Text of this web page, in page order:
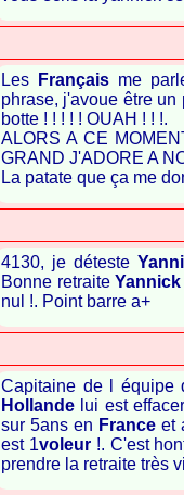
Les Français me
phrase, j'avoue être
botte ! ! ! ! ! OUAH ! ! !.
ALORS A CE
GRAND J'ADORE A
La patate que ça me
4130, je déteste
Bonne retraite
nul !. Point barre a+
Capitaine de l
Hollande lui est
sur 5ans en Franceet
est 1voleur!. C'est
prendre la retraite très